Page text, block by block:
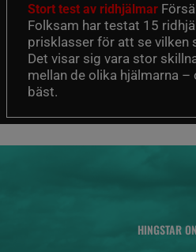
Stort test av ridhjälmar
Folksam har testat 15
prisklasser för att se vilken
Det visar sig vara stor
mellan de olika hjälmarna
bäst.
HINGSTAR